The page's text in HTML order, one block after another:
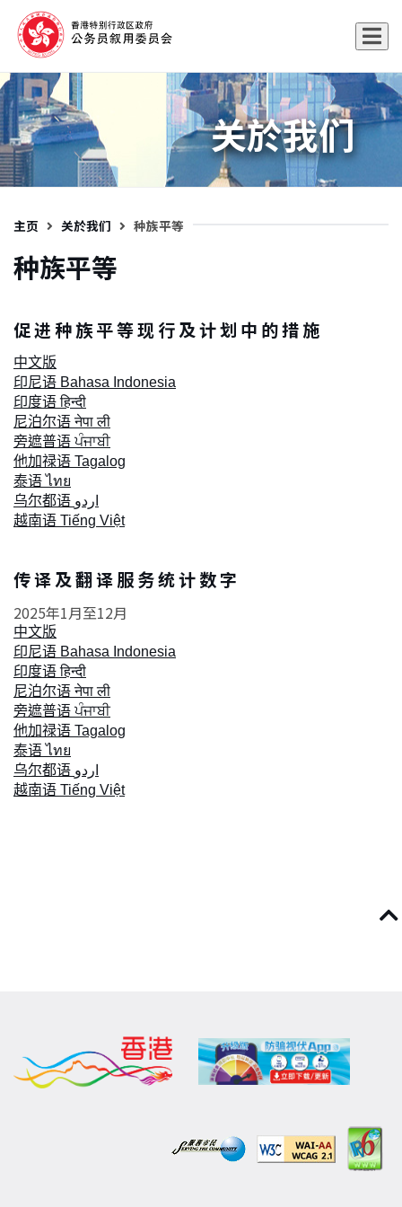
关於我们
主页 关於我们 种族平等
种族平等
促 进 种 族 平 等 现 行 及 计 划 中 的 措 施
中文版
印尼语 Bahasa Indonesia
印度语 हिन्दी
尼泊尔语 नेपा ली
旁遮普语 ਪੰਜਾਬੀ
他加禄语 Tagalog
泰语 ไทย
乌尔都语 اردو
越南语 Tiếng Việt
传 译 及 翻 译 服 务 统 计 数 字
2025年1月至12月
中文版
印尼语 Bahasa Indonesia
印度语 हिन्दी
尼泊尔语 नेपा ली
旁遮普语 ਪੰਜਾਬੀ
他加禄语 Tagalog
泰语 ไทย
乌尔都语 اردو
越南语 Tiếng Việt